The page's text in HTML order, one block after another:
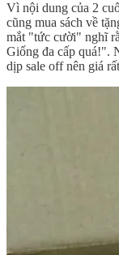
Vì nội dung của 2
cũng mua sách về
mắt "tức cười" nghĩ
Giống đa cấp quá!".
dịp sale off nên giá